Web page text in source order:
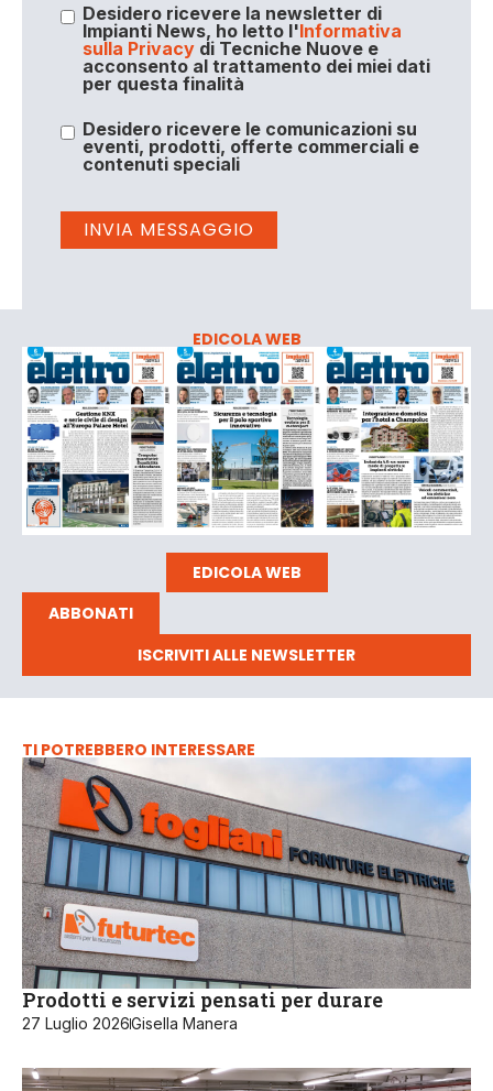
Desidero ricevere la newsletter di
Impianti News, ho letto l'Informativa
sulla Privacydi Tecniche Nuove e
acconsento al trattamento dei miei dati
per questa finalità
Desidero ricevere le comunicazioni su
eventi, prodotti, offerte commerciali e
contenuti speciali
EDICOLA WEB
EDICOLA WEB
ABBONATI
ISCRIVITI ALLE NEWSLETTER
TI POTREBBERO INTERESSARE
Prodotti e servizi pensati per durare
27 Luglio 2026Gisella Manera